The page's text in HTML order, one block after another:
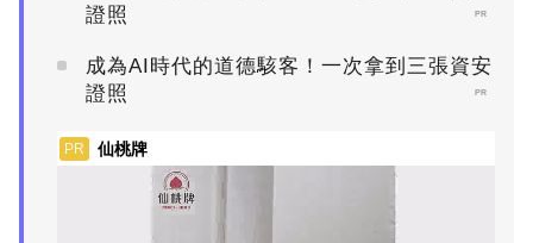
證照
PR
成為AI時代的道德駭客！一次拿到三張資安
證照
PR
PR 仙桃牌